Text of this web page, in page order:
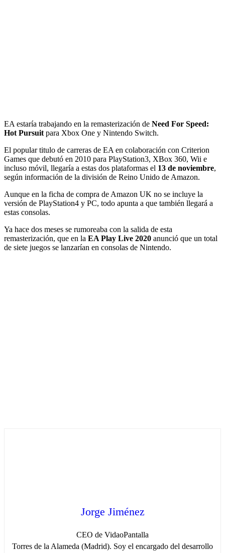
EA estaría trabajando en la remasterización de Need For Speed:
Hot Pursuit para Xbox One y Nintendo Switch.
El popular titulo de carreras de EA en colaboración con Criterion
Games que debutó en 2010 para PlayStation3, XBox 360, Wii e
incluso móvil, llegaría a estas dos plataformas el 13 de noviembre,
según información de la división de Reino Unido de Amazon.
Aunque en la ficha de compra de Amazon UK no se incluye la
versión de PlayStation4 y PC, todo apunta a que también llegará a
estas consolas.
Ya hace dos meses se rumoreaba con la salida de esta
remasterización, que en la EA Play Live 2020 anunció que un total
de siete juegos se lanzarían en consolas de Nintendo.
Jorge Jiménez
CEO de VidaoPantalla
Torres de la Alameda (Madrid). Soy el encargado del desarrollo